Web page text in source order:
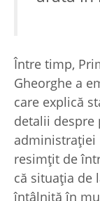
Între timp,
Gheorghe a
care explică
detalii despre
administrației
resimțit de
că situația de
întâlnită în